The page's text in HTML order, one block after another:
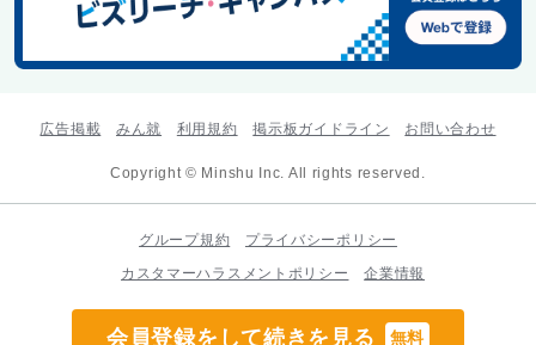
会員登録をして続きを見る 無料
広告掲載 みん就 利用規約 掲示板ガイドライン お問い合わせ
Copyright © Minshu Inc. All rights reserved.
グループ規約
プライバシーポリシー
カスタマーハラスメントポリシー
企業情報